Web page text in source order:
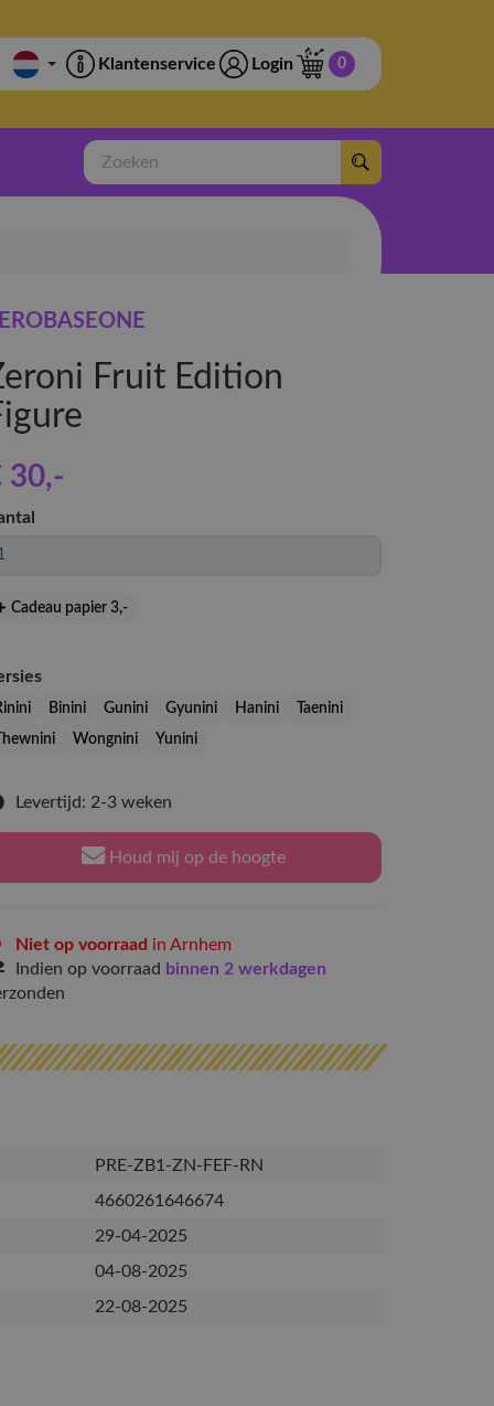
Klantenservice Login 0
Zoeken
Fruit Edition
30,-
Cadeau papier 3,-
Binini Gunini Gyunini Hanini
Taenini
Thewnini
Wongnini Yunini
Levertijd: 2-3 weken
Houd mij op de hoogte
Niet op voorraad in Arnhem
Indien op voorraad binnen 2 werkdagen
PRE-ZB1-ZN-FEF-RN
4660261646674
29-04-2025
04-08-2025
22-08-2025